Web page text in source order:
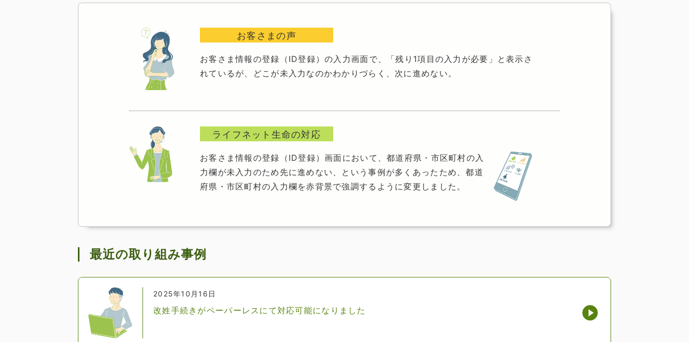
お客さまの声
お客さま情報の登録（ID登録）の入力画面で、「残り1項目の入力が必要」と表示さ
れているが、どこが未入力なのかわかりづらく、次に進めない。
ライフネット生命の対応
お客さま情報の登録（ID登録）画面において、都道府県・市区町村の入
力欄が未入力のため先に進めない、という事例が多くあったため、都道
府県・市区町村の入力欄を赤背景で強調するように変更しました。
最近の取り組み事例
2025年10月16日
改姓手続きがペーパーレスにて対応可能になりました